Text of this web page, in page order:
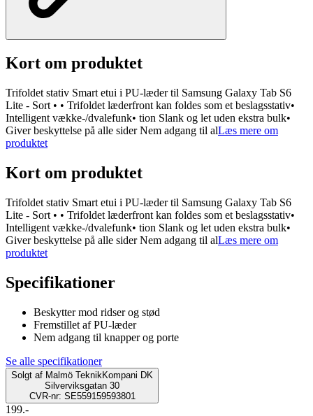
Kort om produktet
Trifoldet stativ Smart etui i PU-læder til Samsung Galaxy Tab S6
Lite - Sort • • Trifoldet læderfront kan foldes som et beslagsstativ•
Intelligent vække-/dvalefunk• tion Slank og let uden ekstra bulk•
Giver beskyttelse på alle sider Nem adgang til alLæs mere om
produktet
Kort om produktet
Trifoldet stativ Smart etui i PU-læder til Samsung Galaxy Tab S6
Lite - Sort • • Trifoldet læderfront kan foldes som et beslagsstativ•
Intelligent vække-/dvalefunk• tion Slank og let uden ekstra bulk•
Giver beskyttelse på alle sider Nem adgang til alLæs mere om
produktet
Specifikationer
Beskytter mod ridser og stød
Fremstillet af PU-læder
Nem adgang til knapper og porte
Se alle specifikationer
Solgt af Malmö TeknikKompani DK
Silverviksgatan 30
CVR-nr: SE559159593801
199.-